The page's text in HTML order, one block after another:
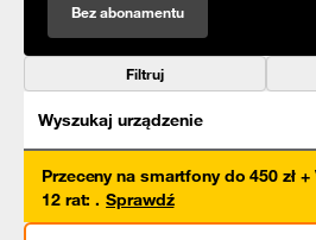
Bez abonamentu
Filtruj
Wyszukaj urządzenie
Przeceny na smartfony do 450 zł
12 rat: . Sprawdź